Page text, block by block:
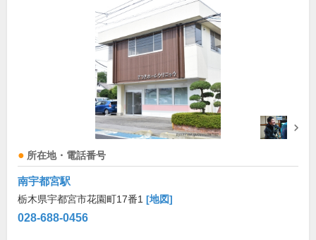
所在地・電話番号
南宇都宮駅
栃木県宇都宮市花園町17番1 [地図]
028-688-0456